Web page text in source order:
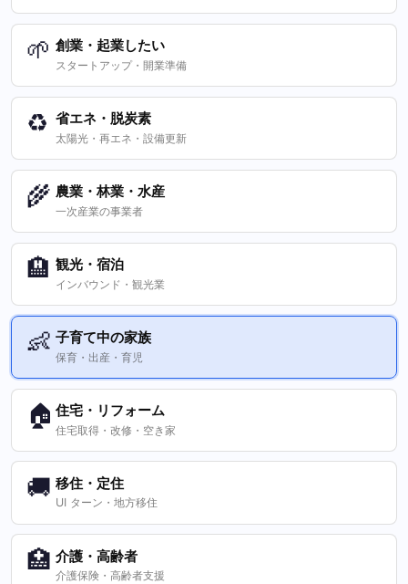
🌱 創業・起業したい
スタートアップ・開業準備
♻️ 省エネ・脱炭素
太陽光・再エネ・設備更新
🌾 農業・林業・水産
一次産業の事業者
🏨 観光・宿泊
インバウンド・観光業
👶 子育て中の家族
保育・出産・育児
🏠 住宅・リフォーム
住宅取得・改修・空き家
🚚 移住・定住
UI ターン・地方移住
🏥 介護・高齢者
介護保険・高齢者支援